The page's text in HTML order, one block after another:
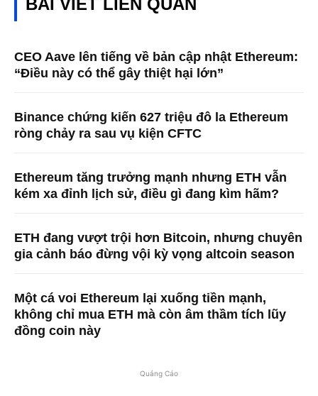
CEO Aave lên tiếng về bản cập nhật Ethereum:
“Điều này có thể gây thiệt hại lớn”
Binance chứng kiến ​​627 triệu đô la Ethereum
ròng chảy ra sau vụ kiện CFTC
Ethereum tăng trưởng mạnh nhưng ETH vẫn
kém xa đỉnh lịch sử, điều gì đang kìm hãm?
ETH đang vượt trội hơn Bitcoin, nhưng chuyên
gia cảnh báo đừng vội kỳ vọng altcoin season
Một cá voi Ethereum lại xuống tiền mạnh,
không chỉ mua ETH mà còn âm thầm tích lũy
đồng coin này
Quảng Cáo